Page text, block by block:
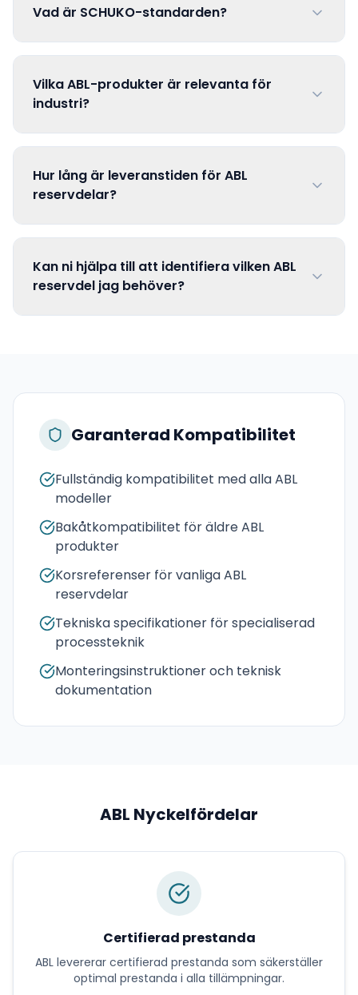
Vad är SCHUKO-standarden?
Vilka ABL-produkter är relevanta för
industri?
Hur lång är leveranstiden för ABL
reservdelar?
Kan ni hjälpa till att identifiera vilken ABL
reservdel jag behöver?
Garanterad Kompatibilitet
Fullständig kompatibilitet med alla ABL
modeller
Bakåtkompatibilitet för äldre ABL
produkter
Korsreferenser för vanliga ABL
reservdelar
Tekniska specifikationer för specialiserad
processteknik
Monteringsinstruktioner och teknisk
dokumentation
ABL Nyckelfördelar
Certifierad prestanda
ABL levererar certifierad prestanda som säkerställer
optimal prestanda i alla tillämpningar.